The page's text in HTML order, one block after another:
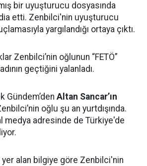
bir uyuşturucu dosyasında
etti. Zenbilci'nin uyuşturucu
yargılandığı ortaya çıktı.
Zenbilci’nin oğlunun “FETÖ”
geçtiğini yalanladı.
Gündem’den Altan Sancar’ın
oğlu şu an yurtdışında.
medya adresinde de Türkiye'de
yer alan bilgiye göre Zenbilci'nin